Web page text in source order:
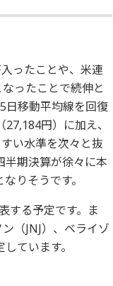
ったことや、米連
ったことで続伸と
日移動平均線を回復
円）に加え、
い水準を次々と抜
半期決算が徐々に本
りそうです。
する予定です。ま
（JNJ）、ベライゾ
ています。